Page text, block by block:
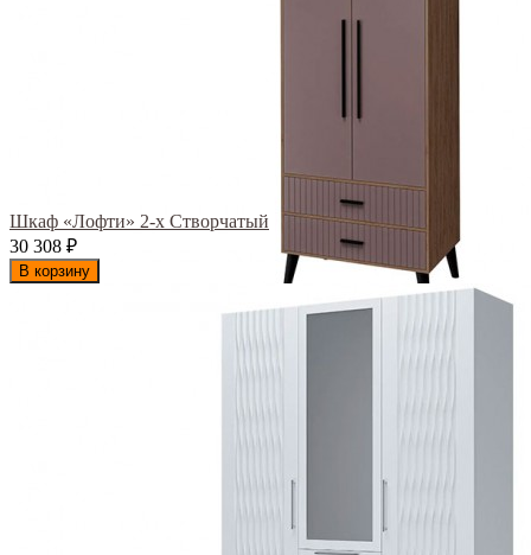
Шкаф «Лофти» 2-х Створчатый
30 308 ₽
В корзину